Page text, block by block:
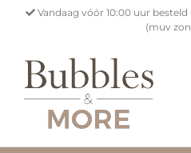
Vandaag vóór 10:00 uur
(muv